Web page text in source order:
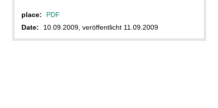
place:
PDF
Date:
10.09.2009, veröffentlicht 11.09.2009